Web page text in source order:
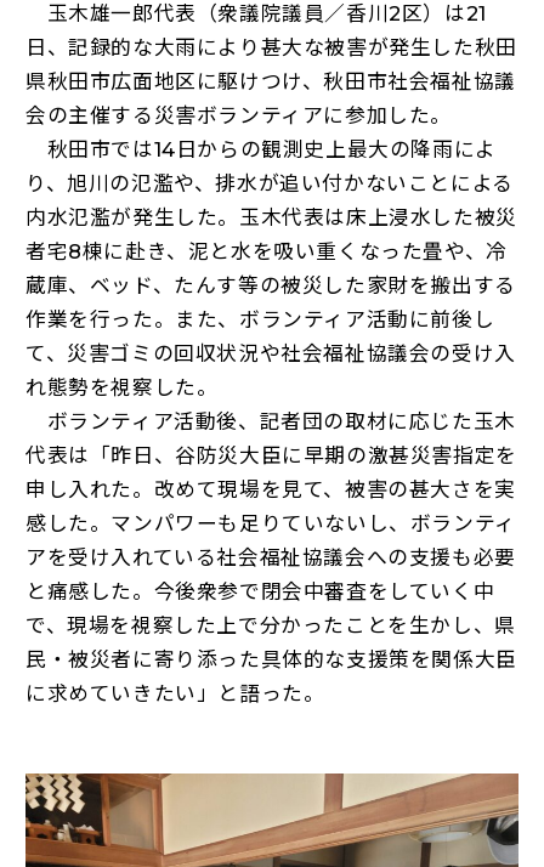
玉木雄一郎代表（衆議院議員／香川2区）は21
日、記録的な大雨により甚大な被害が発生した秋田
県秋田市広面地区に駆けつけ、秋田市社会福祉協議
会の主催する災害ボランティアに参加した。
秋田市では14日からの観測史上最大の降雨によ
り、旭川の氾濫や、排水が追い付かないことによる
内水氾濫が発生した。玉木代表は床上浸水した被災
者宅8棟に赴き、泥と水を吸い重くなった畳や、冷
蔵庫、ベッド、たんす等の被災した家財を搬出する
作業を行った。また、ボランティア活動に前後し
て、災害ゴミの回収状況や社会福祉協議会の受け入
れ態勢を視察した。
ボランティア活動後、記者団の取材に応じた玉木
代表は「昨日、谷防災大臣に早期の激甚災害指定を
申し入れた。改めて現場を見て、被害の甚大さを実
感した。マンパワーも足りていないし、ボランティ
アを受け入れている社会福祉協議会への支援も必要
と痛感した。今後衆参で閉会中審査をしていく中
で、現場を視察した上で分かったことを生かし、県
民・被災者に寄り添った具体的な支援策を関係大臣
に求めていきたい」と語った。